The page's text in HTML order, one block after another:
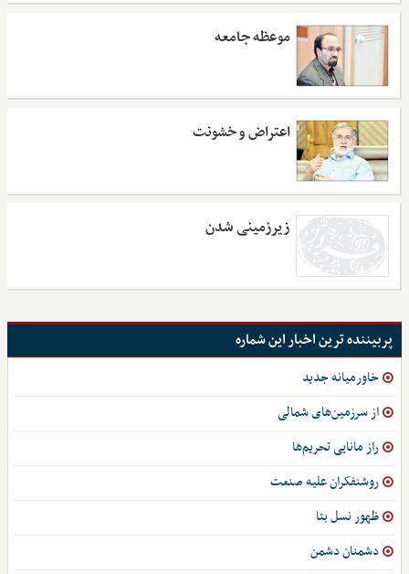
موعظه جامعه
اعتراض و خشونت
زیرزمینی‌ شدن
پربیننده ترین اخبار این شماره
خاورمیانه جدید
از سرزمین‌های شمالی
راز مانایی تحریم‌ها
روشنفکران علیه صنعت
ظهور نسل بتا
دشمنان دشمن